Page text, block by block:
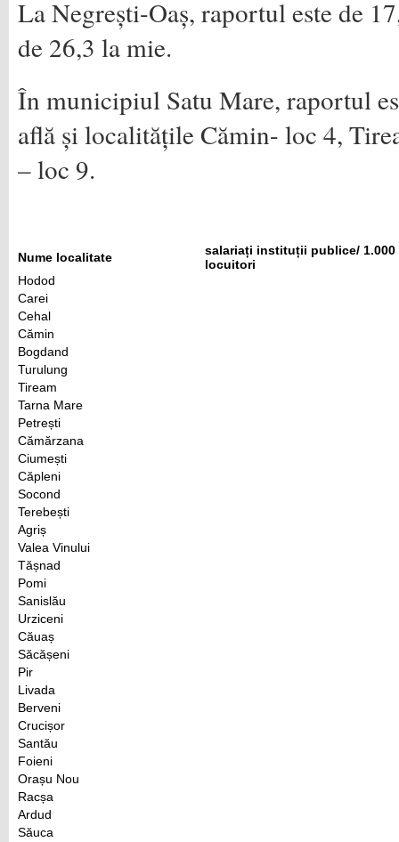
La Negrești-Oaș, raportul este de
de 26,3 la mie.
În municipiul Satu Mare, raportul
află și localitățile Cămin- loc 4,
– loc 9.
Nume localitate salariați instituții publice/ 1.000
locuitori
Hodod
Carei
Cehal
Cămin
Bogdand
Turulung
Tiream
Tarna Mare
Petrești
Cămărzana
Ciumești
Căpleni
Socond
Terebești
Agriș
Valea Vinului
Tășnad
Pomi
Sanislău
Urziceni
Căuaș
Săcășeni
Pir
Livada
Berveni
Crucișor
Santău
Foieni
Orașu Nou
Racșa
Ardud
Săuca